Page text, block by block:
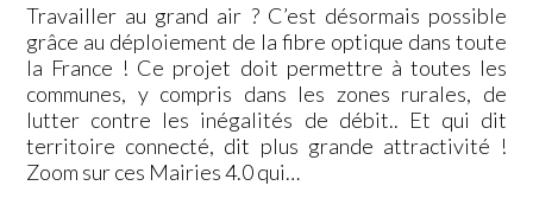
Travailler au grand air ? C’est désormais possible
grâce au déploiement de la fibre optique dans toute
la France ! Ce projet doit permettre à toutes les
communes, y compris dans les zones rurales, de
lutter contre les inégalités de débit.. Et qui dit
territoire connecté, dit plus grande attractivité !
Zoom sur ces Mairies 4.0 qui…